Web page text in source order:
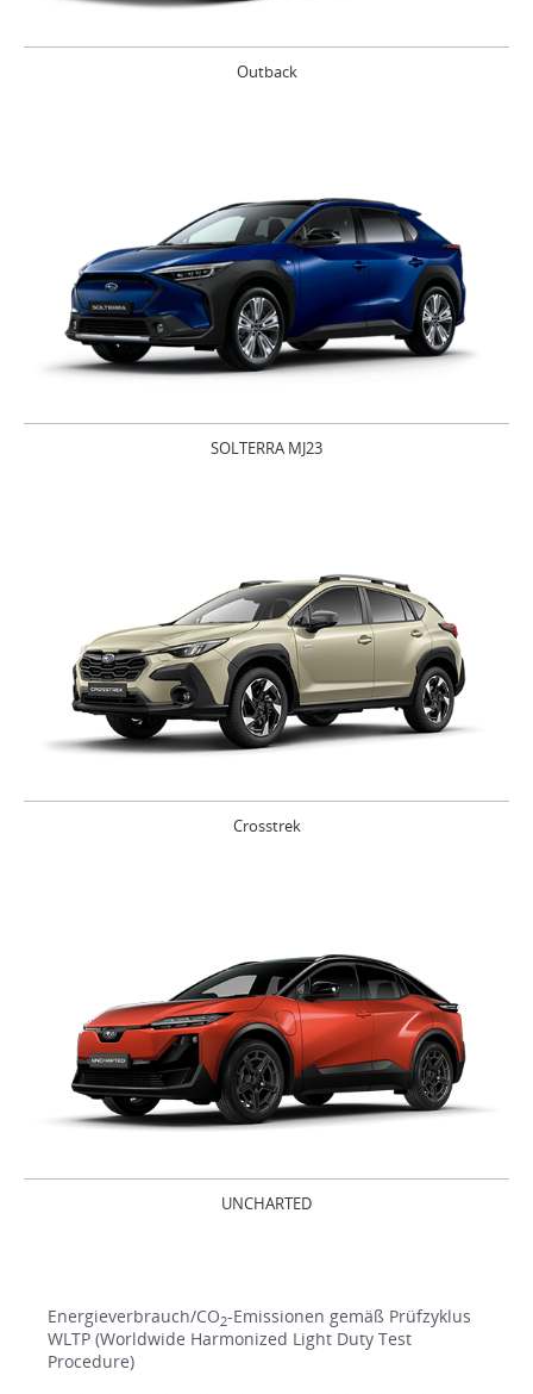
Outback
SOLTERRA MJ23
Crosstrek
UNCHARTED
Energieverbrauch/CO2-Emissionen gemäß Prüfzyklus
WLTP (Worldwide Harmonized Light Duty Test
Procedure)